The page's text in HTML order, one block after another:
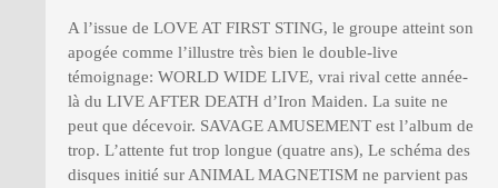
A l’issue de LOVE AT FIRST STING, le groupe atteint son
apogée comme l’illustre très bien le double-live
témoignage: WORLD WIDE LIVE, vrai rival cette année-
là du LIVE AFTER DEATH d’Iron Maiden. La suite ne
peut que décevoir. SAVAGE AMUSEMENT est l’album de
trop. L’attente fut trop longue (quatre ans), Le schéma des
disques initié sur ANIMAL MAGNETISM ne parvient pas